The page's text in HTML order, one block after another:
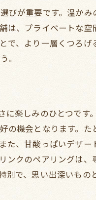
方
びが重要です。温か
は、プライベートな
で、より一層くつろげ
。
楽しみのひとつです
の機会となります。
た、甘酸っぱいデザ
ンクのペアリングは
で、思い出深いもの